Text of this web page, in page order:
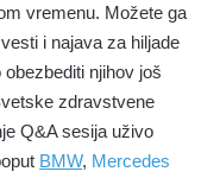
vremenu. Možete ga
i najava za hiljade
njihov još
zdravstvene
Q&A sesija uživo
BMW, Mercedes